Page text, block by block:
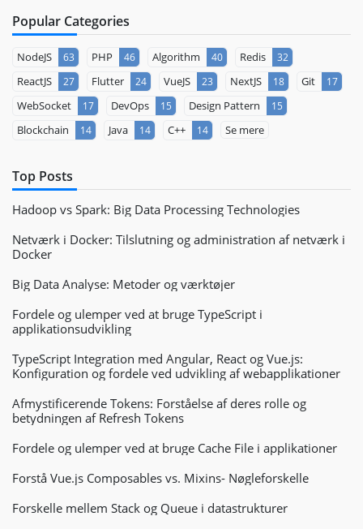
</body >
</html>
Popular Categories
NodeJS 63 PHP 46 Algorithm 40 Redis 32
ReactJS 27 Flutter 24 VueJS 23 NextJS 18 Git 17
WebSocket 17 DevOps 15 Design Pattern 15
Blockchain 14 Java 14 C++ 14 Se mere
Top Posts
Hadoop vs Spark: Big Data Processing Technologies
Netværk i Docker: Tilslutning og administration af netværk i
Docker
Big Data Analyse: Metoder og værktøjer
Fordele og ulemper ved at bruge TypeScript i
applikationsudvikling
TypeScript Integration med Angular, React og Vue.js:
Konfiguration og fordele ved udvikling af webapplikationer
Afmystificerende Tokens: Forståelse af deres rolle og
betydningen af Refresh Tokens
Fordele og ulemper ved at bruge Cache File i applikationer
Forstå Vue.js Composables vs. Mixins- Nøgleforskelle
Forskelle mellem Stack og Queue i datastrukturer